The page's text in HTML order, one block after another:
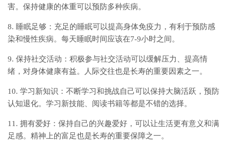
害。保持健康的体重可以预防多种疾病。
8. 睡眠足够：充足的睡眠可以提高身体免疫力，有利于预防感
染和慢性疾病。每天睡眠时间应该在7-9小时之间。
9. 保持社交活动：积极参与社交活动可以缓解压力、提高情
绪，对身体健康有益。人际交往也是长寿的重要因素之一。
10. 学习新知识：不断学习和挑战自己可以保持大脑活跃，预防
认知退化。学习新技能、阅读书籍等都是不错的选择。
11. 拥有爱好：保持自己的兴趣爱好，可以让生活更有意义和满
足感。精神上的富足也是长寿的重要保障之一。